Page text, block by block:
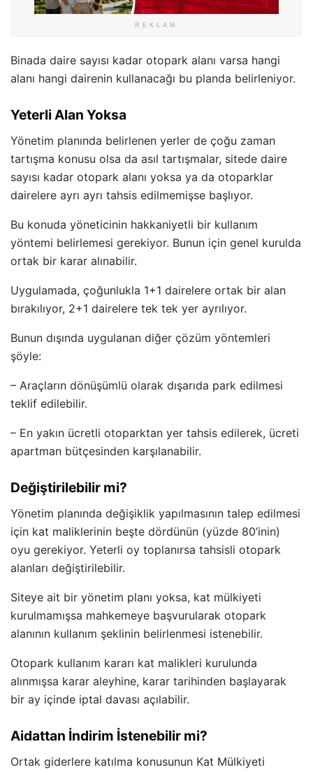
REKLAM
Binada daire sayısı kadar otopark alanı varsa hangi
alanı hangi dairenin kullanacağı bu planda belirleniyor.
Yeterli Alan Yoksa
Yönetim planında belirlenen yerler de çoğu zaman
tartışma konusu olsa da asıl tartışmalar, sitede daire
sayısı kadar otopark alanı yoksa ya da otoparklar
dairelere ayrı ayrı tahsis edilmemişse başlıyor.
Bu konuda yöneticinin hakkaniyetli bir kullanım
yöntemi belirlemesi gerekiyor. Bunun için genel kurulda
ortak bir karar alınabilir.
Uygulamada, çoğunlukla 1+1 dairelere ortak bir alan
bırakılıyor, 2+1 dairelere tek tek yer ayrılıyor.
Bunun dışında uygulanan diğer çözüm yöntemleri
şöyle:
– Araçların dönüşümlü olarak dışarıda park edilmesi
teklif edilebilir.
– En yakın ücretli otoparktan yer tahsis edilerek, ücreti
apartman bütçesinden karşılanabilir.
Değiştirilebilir mi?
Yönetim planında değişiklik yapılmasının talep edilmesi
için kat maliklerinin beşte dördünün (yüzde 80’inin)
oyu gerekiyor. Yeterli oy toplanırsa tahsisli otopark
alanları değiştirilebilir.
Siteye ait bir yönetim planı yoksa, kat mülkiyeti
kurulmamışsa mahkemeye başvurularak otopark
alanının kullanım şeklinin belirlenmesi istenebilir.
Otopark kullanım kararı kat malikleri kurulunda
alınmışsa karar aleyhine, karar tarihinden başlayarak
bir ay içinde iptal davası açılabilir.
Aidattan İndirim İstenebilir mi?
Ortak giderlere katılma konusunun Kat Mülkiyeti